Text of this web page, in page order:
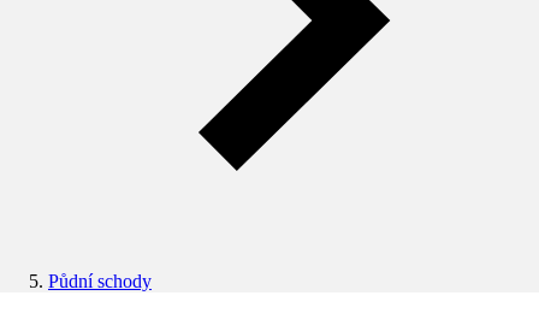
Půdní schody